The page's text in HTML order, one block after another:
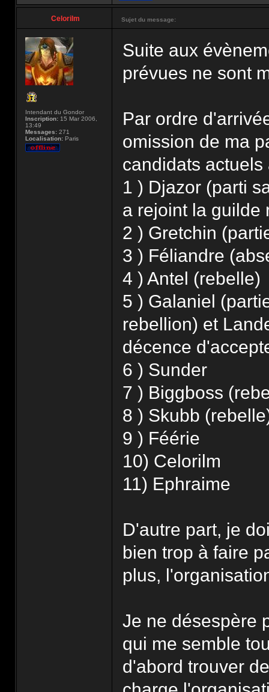
Celorilm Sujet du message:
Intendant du Gondor
Inscription: 15 Mar 2006,
13:49
Messages: 271
Localisation: Paris
Suite aux
prévues ne sont
Par ordre
omission de ma
candidats
1 ) Djazor (parti
a rejoint la guilde
2 ) Gretchin
3 ) Féliandre
4 ) Antel (rebelle)
5 ) Galaniel
rebellion) et
décence
6 ) Sunder
7 ) Biggboss
8 ) Skubb
9 ) Féérie
10) Celorilm
11) Ephraime
D'autre part, je
bien trop à faire
plus,
Je ne désespère
qui me semble
d'abord trouver